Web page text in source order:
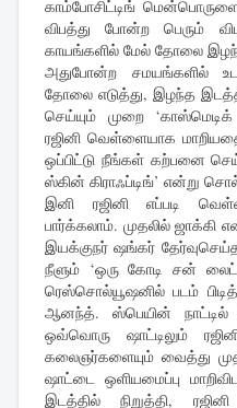
காம்போசிட்டிங்
விபத்து போன்ற பெரும்
காயங்களில் மேல் தோலை
அதுபோன்ற சமயங்களில்
தோலை எடுத்து, இழந்த
செய்யும் முறை
ரஜினி வெள்ளையாக
ஒப்பிட்டு நீங்கள் கற்பனை
ஸ்கின் கிராஃப்டிங்’ என்று
இனி ரஜினி எப்படி
பார்க்கலாம். முதலில் ஜாக்கி
இயக்குநர் ஷங்கர்
நீளும் ‘ஒரு கோடி சன்
ரெஸ்சொல்யூஷனில் படம்
ஆனந்த். ஸ்பெயின் நாட்டில்
ஒவ்வொரு ஷாட்டிலும்
கலைஞர்களையும் வைத்து
ஷாட்டை ஒளியமைப்பு
இடத்தில் நிறுத்தி,